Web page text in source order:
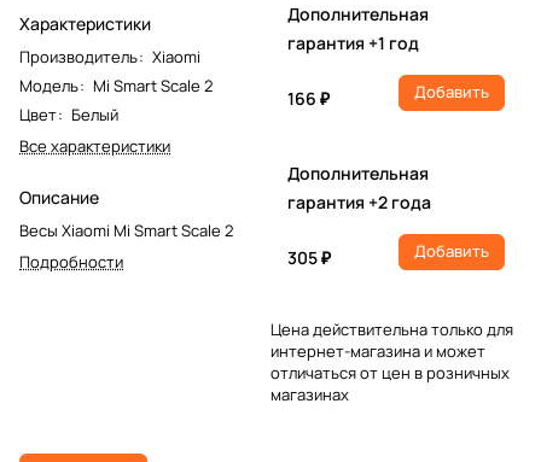
Характеристики
Производитель: Xiaomi
Модель: Mi Smart Scale 2
Цвет: Белый
Все характеристики
Описание
Весы Xiaomi Mi Smart Scale 2
Подробности
Дополнительная
гарантия +1 год
166 ₽ Добавить
Дополнительная
гарантия +2 года
305 ₽ Добавить
Цена действительна только для
интернет-магазина и может
отличаться от цен в розничных
магазинах